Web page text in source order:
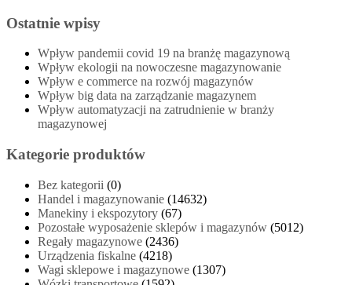
Ostatnie wpisy
Wpływ pandemii covid 19 na branżę magazynową
Wpływ ekologii na nowoczesne magazynowanie
Wpływ e commerce na rozwój magazynów
Wpływ big data na zarządzanie magazynem
Wpływ automatyzacji na zatrudnienie w branży
magazynowej
Kategorie produktów
Bez kategorii (0)
Handel i magazynowanie (14632)
Manekiny i ekspozytory (67)
Pozostałe wyposażenie sklepów i magazynów (5012)
Regały magazynowe (2436)
Urządzenia fiskalne (4218)
Wagi sklepowe i magazynowe (1307)